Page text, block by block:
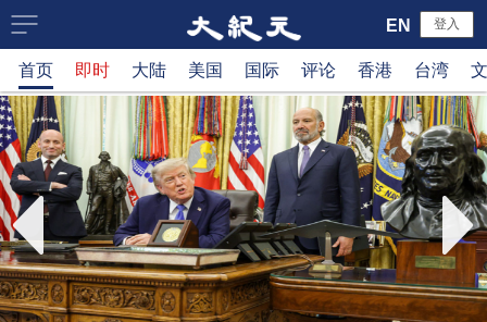
大
纪
元
新
闻
登入
EN
首页 即时 大陆 美国 国际 评论 香港 台湾